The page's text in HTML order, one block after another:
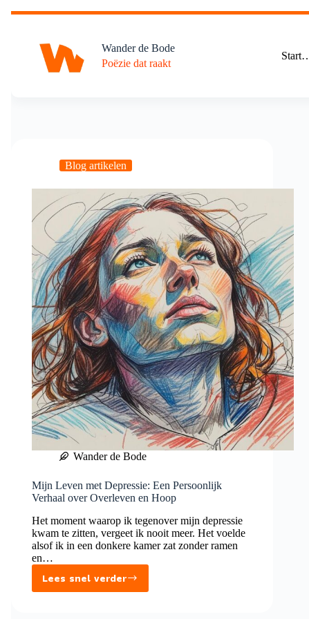
Ga
Wander de Bode
Poëzie dat raakt
Blog artikelen
Wander de Bode
Mijn Leven met Depressie: Een Persoonlijk
Verhaal over Overleven en Hoop
Het moment waarop ik tegenover mijn depressie
kwam te zitten, vergeet ik nooit meer. Het voelde
alsof ik in een donkere kamer zat zonder ramen
en…
Lees snel verder
Mijn